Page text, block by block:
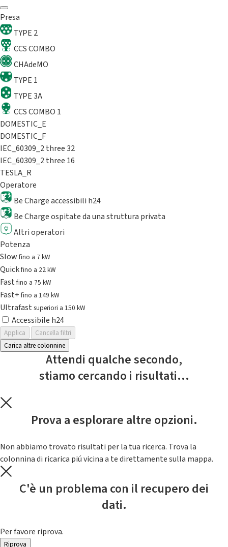
Presa
TYPE 2
CCS COMBO
CHAdeMO
TYPE 1
TYPE 3A
CCS COMBO 1
DOMESTIC_E
DOMESTIC_F
IEC_60309_2 three 32
IEC_60309_2 three 16
TESLA_R
Operatore
Be Charge accessibili h24
Be Charge ospitate da una struttura privata
Altri operatori
Potenza
Slowfino a 7 kW
Quickfino a 22 kW
Fastfino a 75 kW
Fast+fino a 149 kW
Ultrafast superiori a 150 kW
Accessibile h24
Applica
Cancella filtri
Carica altre colonnine
Attendi qualche secondo,
stiamo cercando i risultati...
Prova a esplorare altre opzioni.
Non abbiamo trovato risultati per la tua ricerca. Trova la
colonnina di ricarica piú vicina a te direttamente sulla mappa.
C'è un problema con il recupero dei
dati.
Per favore riprova.
Riprova